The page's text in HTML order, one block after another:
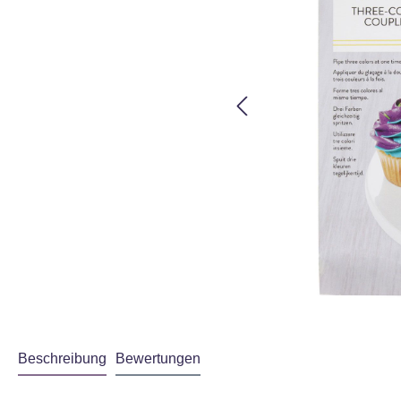
Beschreibung Bewertungen